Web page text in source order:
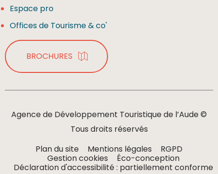
Espace pro
Offices de Tourisme & co'
BROCHURES
Agence de Développement Touristique de l’Aude ©
Tous droits réservés
Plan du site
Mentions légales
RGPD
Gestion cookies
Éco-conception
Déclaration d'accessibilité : partiellement conforme